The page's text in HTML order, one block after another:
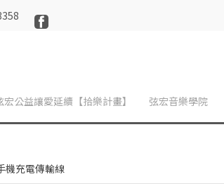
宏公益讓愛延續【拾樂計畫】 弦宏音樂學院
充電傳輸線